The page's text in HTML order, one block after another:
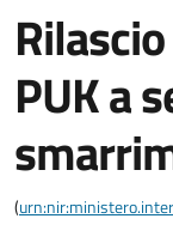
PUK a
(